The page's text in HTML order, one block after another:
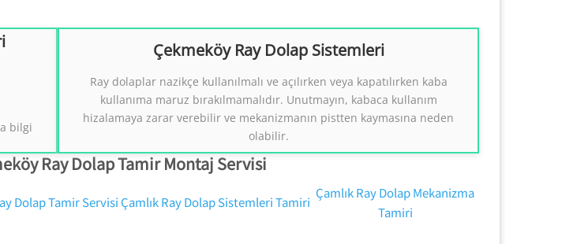
bilgi
Çekmeköy Ray Dolap Sistemleri
Ray dolaplar nazikçe kullanılmalı ve açılırken veya kapatılırken kaba
kullanıma maruz bırakılmamalıdır. Unutmayın, kabaca kullanım
hizalamaya zarar verebilir ve mekanizmanın pistten kaymasına neden
olabilir.
Çekmeköy Ray Dolap Sistemleri Tamiri
Ray Dolap Sistemleri Tamiri.
((( Tezcan Usta )))
0554 858 1312
Ray Dolap Tamir Montaj Servisi
Dolap Tamir Servisi Çamlık Ray Dolap Sistemleri Tamiri
Çamlık Ray Dolap Mekanizma
Tamiri